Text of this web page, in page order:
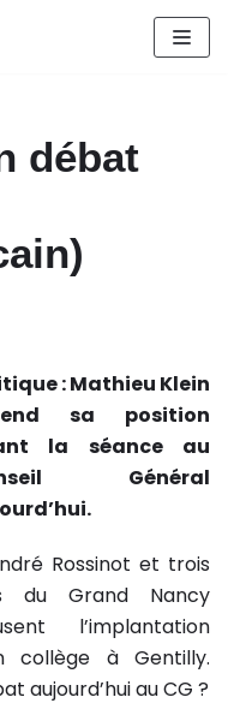
débat
: Mathieu Klein
sa position
la séance au
Général
Rossinot et trois
du Grand Nancy
l’implantation
collège à Gentilly.
aujourd’hui au CG ?